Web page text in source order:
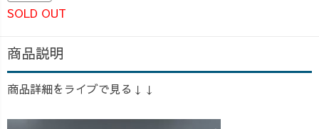
SOLD OUT
商品説明
商品詳細をライブで見る↓↓